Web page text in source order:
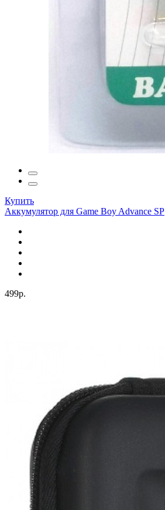
Купить
Аккумулятор для Game Boy Advance SP
499р.